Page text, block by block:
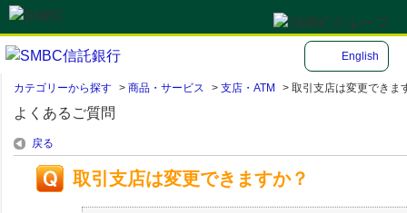
English
カテゴリーから探す > 商品・サービス > 支店・ATM > 取引支店は変更できま
よくあるご質問
戻る
取引支店は変更できますか？